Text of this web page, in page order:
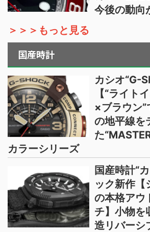
今後の動向
＞＞＞もっと見る
国産時計
カシオ“G-
【“ライト
×ブラウン
の地平線を
た
カラーシリーズ
国産時計“
ック新作【
の本格アウ
チ】小物を
造リバーシ